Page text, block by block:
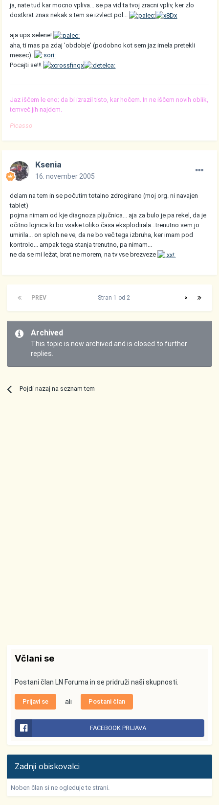
ja, nate tud kar mocno vpliva... se pa vid ta tvoj zracni vpliv, ker zlo
dostkrat znas nekak s tem se izvlect pol...
aja ups selene!
aha, ti mas pa zdaj 'obdobje' (podobno kot sem jaz imela pretekli
mesec).
Pocajti se!!!
Jaz iščem le eno; da bi izrazil tisto, kar hočem. In ne iščem novih oblik,
temveč jih najdem.
Picasso
Ksenia
16. november 2005
delam na tem in se počutim totalno zdrogirano (moj org. ni navajen
tablet)
pojma nimam od kje diagnoza pljučnica... aja za bulo je pa rekel, da je
očitno lojnica ki bo vsake toliko časa eksplodirala...trenutno sem jo
umirila... on sploh ne ve, da ne bo več tega izbruha, ker imam pod
kontrolo... ampak tega stanja trenutno, pa nimam...
ne da se mi ležat, brat ne morem, na tv vse brezveze
PREV >
Stran 1 od 2
Archived
This topic is now archived and is closed to further
replies.
Pojdi nazaj na seznam tem
Včlani se
Postani član LN Foruma in se pridruži naši skupnosti.
Prijavi se ali Postani član
FACEBOOK PRIJAVA
Zadnji obiskovalci
Noben član si ne ogleduje te strani.